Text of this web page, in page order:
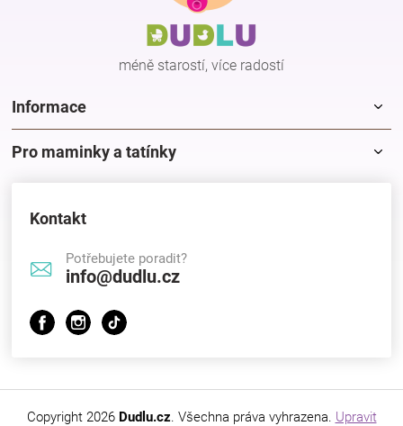
méně starostí, více radostí
Informace
Pro maminky a tatínky
Kontakt
Potřebujete poradit?
info@dudlu.cz
Copyright 2026 Dudlu.cz. Všechna práva vyhrazena. Upravit